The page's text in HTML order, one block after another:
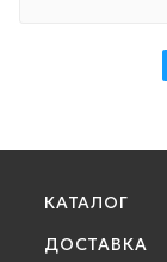
КАТАЛОГ
ДОСТАВКА